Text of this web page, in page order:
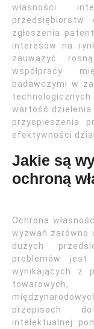
własności
przedsiębiorstw
zgłoszenia
interesów na
zauważyć
współpracy
badawczymi w
wartość dzielenia
przyspieszenia
efektywności
Jakie są
ochroną
Ochrona
wyzwań zarówno
dużych
problemów jest
wynikających z
przepisach
intelektualnej